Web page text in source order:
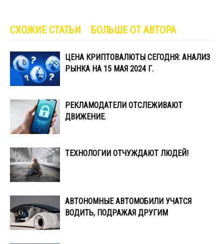
СХОЖИЕ СТАТЬИ БОЛЬШЕ ОТ АВТОРА
ЦЕНА КРИПТОВАЛЮТЫ СЕГОДНЯ: АНАЛИЗ
РЫНКА НА 15 МАЯ 2024 Г.
РЕКЛАМОДАТЕЛИ ОТСЛЕЖИВАЮТ
ДВИЖЕНИЕ.
ТЕХНОЛОГИИ ОТЧУЖДАЮТ ЛЮДЕЙ!
АВТОНОМНЫЕ АВТОМОБИЛИ УЧАТСЯ
ВОДИТЬ, ПОДРАЖАЯ ДРУГИМ